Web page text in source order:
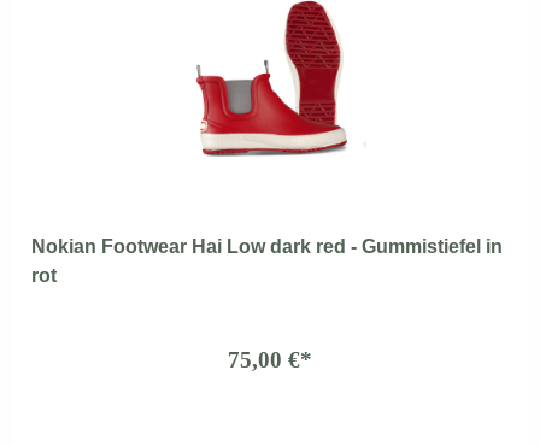
Nokian Footwear Hai Low dark red - Gummistiefel in
rot
75,00 €*